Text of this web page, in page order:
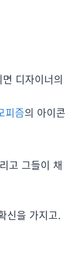
디자이너의
피즘의 아이콘
고 그들이 채
신을 가지고.